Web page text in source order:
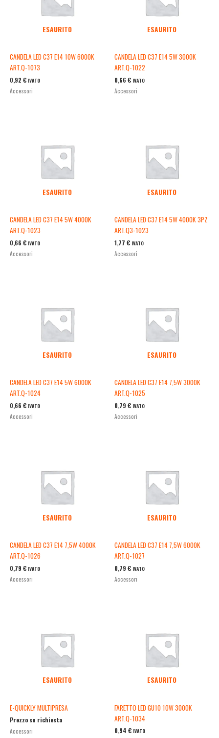
ESAURITO
CANDELA LED C37 E14 10W 6000K
ART.Q-1073
0,92 € IVATO
Accessori
ESAURITO
CANDELA LED C37 E14 5W 3000K
ART.Q-1022
0,66 € IVATO
Accessori
ESAURITO
CANDELA LED C37 E14 5W 4000K
ART.Q-1023
0,66 € IVATO
Accessori
ESAURITO
CANDELA LED C37 E14 5W 4000K 3PZ
ART.Q3-1023
1,77 € IVATO
Accessori
ESAURITO
CANDELA LED C37 E14 5W 6000K
ART.Q-1024
0,66 € IVATO
Accessori
ESAURITO
CANDELA LED C37 E14 7,5W 3000K
ART.Q-1025
0,79 € IVATO
Accessori
ESAURITO
CANDELA LED C37 E14 7,5W 4000K
ART.Q-1026
0,79 € IVATO
Accessori
ESAURITO
CANDELA LED C37 E14 7,5W 6000K
ART.Q-1027
0,79 € IVATO
Accessori
ESAURITO
E-QUICKLY MULTIPRESA
Prezzo su richiesta
Accessori
ESAURITO
FARETTO LED GU10 10W 3000K
ART.Q-1034
0,94 € IVATO